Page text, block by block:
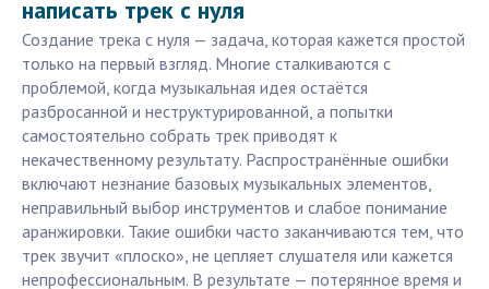
написать трек с нуля
Создание трека с нуля — задача, которая кажется простой
только на первый взгляд. Многие сталкиваются с
проблемой, когда музыкальная идея остаётся
разбросанной и неструктурированной, а попытки
самостоятельно собрать трек приводят к
некачественному результату. Распространённые ошибки
включают незнание базовых музыкальных элементов,
неправильный выбор инструментов и слабое понимание
аранжировки. Такие ошибки часто заканчиваются тем, что
трек звучит «плоско», не цепляет слушателя или кажется
непрофессиональным. В результате — потерянное время и